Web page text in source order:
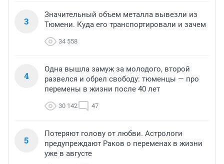
3
Значительный объем металла вывезли из
Тюмени. Куда его транспортировали и зачем
34 558
4
Одна вышла замуж за молодого, второй
развелся и обрел свободу: тюменцы — про
перемены в жизни после 40 лет
30 142 47
5
Потеряют голову от любви. Астрологи
предупреждают Раков о переменах в жизни
уже в августе